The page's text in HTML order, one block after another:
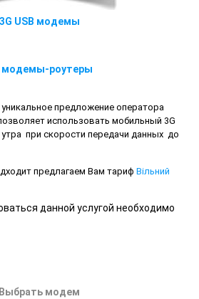
3G USB модемы
модемы-роутеры
предложение оператора
использовать мобильный 3G
утра при скорости передачи данных до
предлагаем Вам тариф Вільний
данной услугой необходимо
Выбрать модем